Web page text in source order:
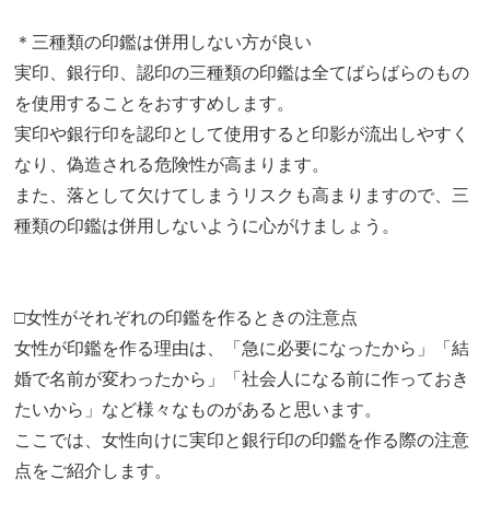
＊三種類の印鑑は併用しない方が良い
実印、銀行印、認印の三種類の印鑑は全てばらばらのもの
を使用することをおすすめします。
実印や銀行印を認印として使用すると印影が流出しやすく
なり、偽造される危険性が高まります。
また、落として欠けてしまうリスクも高まりますので、三
種類の印鑑は併用しないように心がけましょう。
□女性がそれぞれの印鑑を作るときの注意点
女性が印鑑を作る理由は、「急に必要になったから」「結
婚で名前が変わったから」「社会人になる前に作っておき
たいから」など様々なものがあると思います。
ここでは、女性向けに実印と銀行印の印鑑を作る際の注意
点をご紹介します。